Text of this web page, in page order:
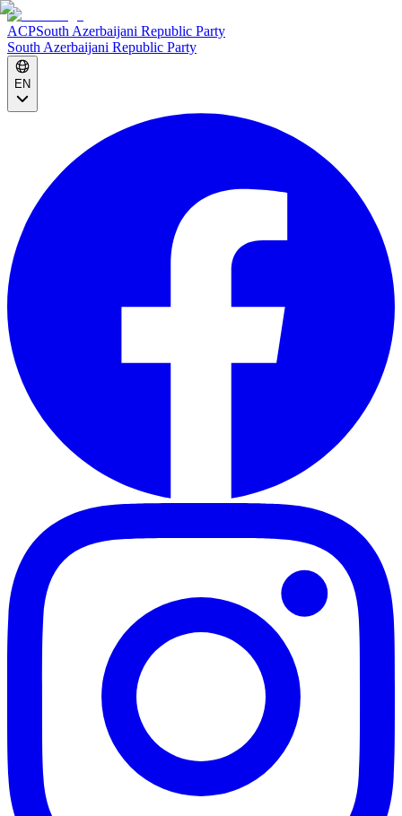
ACPSouth Azerbaijani Republic Party
South Azerbaijani Republic Party
EN